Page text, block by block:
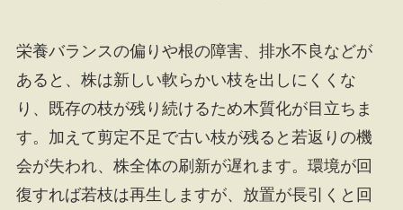
栄養バランスの偏りや根の障害、排水不良などが
あると、株は新しい軟らかい枝を出しにくくな
り、既存の枝が残り続けるため木質化が目立ちま
す。加えて剪定不足で古い枝が残ると若返りの機
会が失われ、株全体の刷新が遅れます。環境が回
復すれば若枝は再生しますが、放置が長引くと回